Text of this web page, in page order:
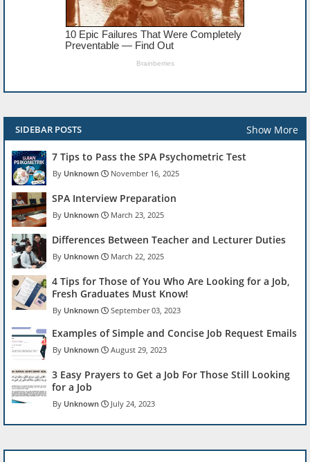
SIDEBAR POSTS Show More
7 Tips to Pass the SPA Psychometric Test
Unknown November 16, 2025
SPA Interview Preparation
Unknown March 23, 2025
Differences Between Teacher and Lecturer Duties
Unknown March 22, 2025
4 Tips for Those of You Who Are Looking for a Job,
Fresh Graduates Must Know!
Unknown September 03, 2023
Examples of Simple and Concise Job Request Emails
Unknown August 29, 2023
3 Easy Prayers to Get a Job For Those Still Looking
for a Job
Unknown July 24, 2023